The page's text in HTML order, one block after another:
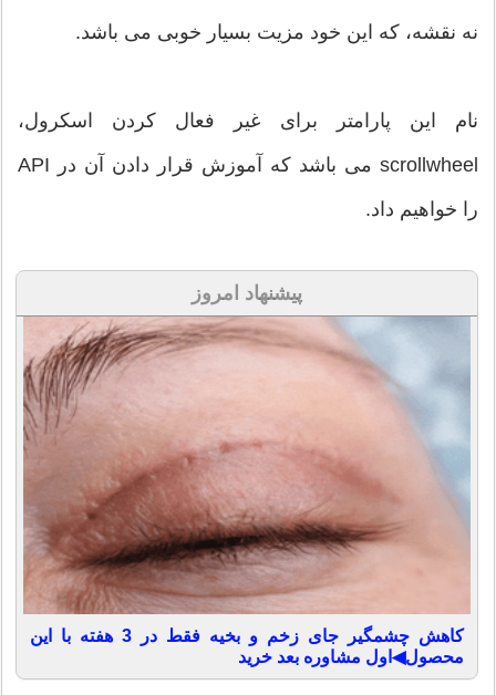
نه نقشه، که این خود مزیت بسیار خوبی می باشد.
نام این پارامتر برای غیر فعال کردن اسکرول،
scrollwheel می باشد که آموزش قرار دادن آن در API
را خواهیم داد.
پیشنهاد امروز
کاهش چشمگیر جای زخم و بخیه فقط در 3 هفته با این
محصول◀اول مشاوره بعد خرید